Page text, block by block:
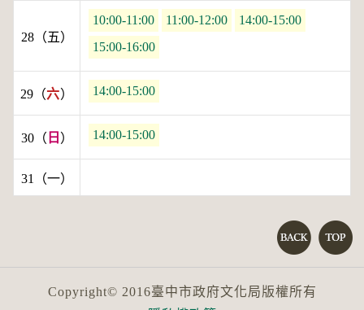
28（五）
10:00-11:00 11:00-12:00
14:00-15:00
15:00-16:00
29（六） 14:00-15:00
30（ 日 ） 14:00-15:00
31（一）
Copyright© 2016臺中市政府文化局版權所有